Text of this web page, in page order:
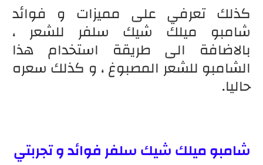
كذلك تعرفي على مميزات و فوائد
شامبو ميلك شيك سلفر للشعر ،
بالاضافة الى طريقة استخدام هذا
الشامبو للشعر المصبوغ ، و كذلك سعره
حاليا.
شامبو ميلك شيك سلفر فوائد و تجربتي